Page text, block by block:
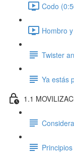
Codo
Hombro
Twister
Ya estás
1.1